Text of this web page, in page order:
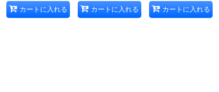
カートに入れる カートに入れる カートに入れる